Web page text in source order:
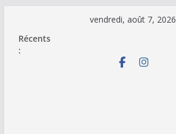
contenu
vendredi, août 7, 2026
Récents
: